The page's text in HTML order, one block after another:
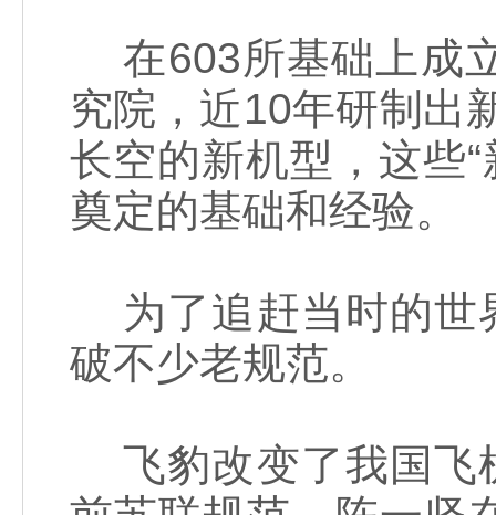
在603所基础上成
究院，近10年研制出
长空的新机型，这些“
奠定的基础和经验。
为了追赶当时的世
破不少老规范。
飞豹改变了我国飞